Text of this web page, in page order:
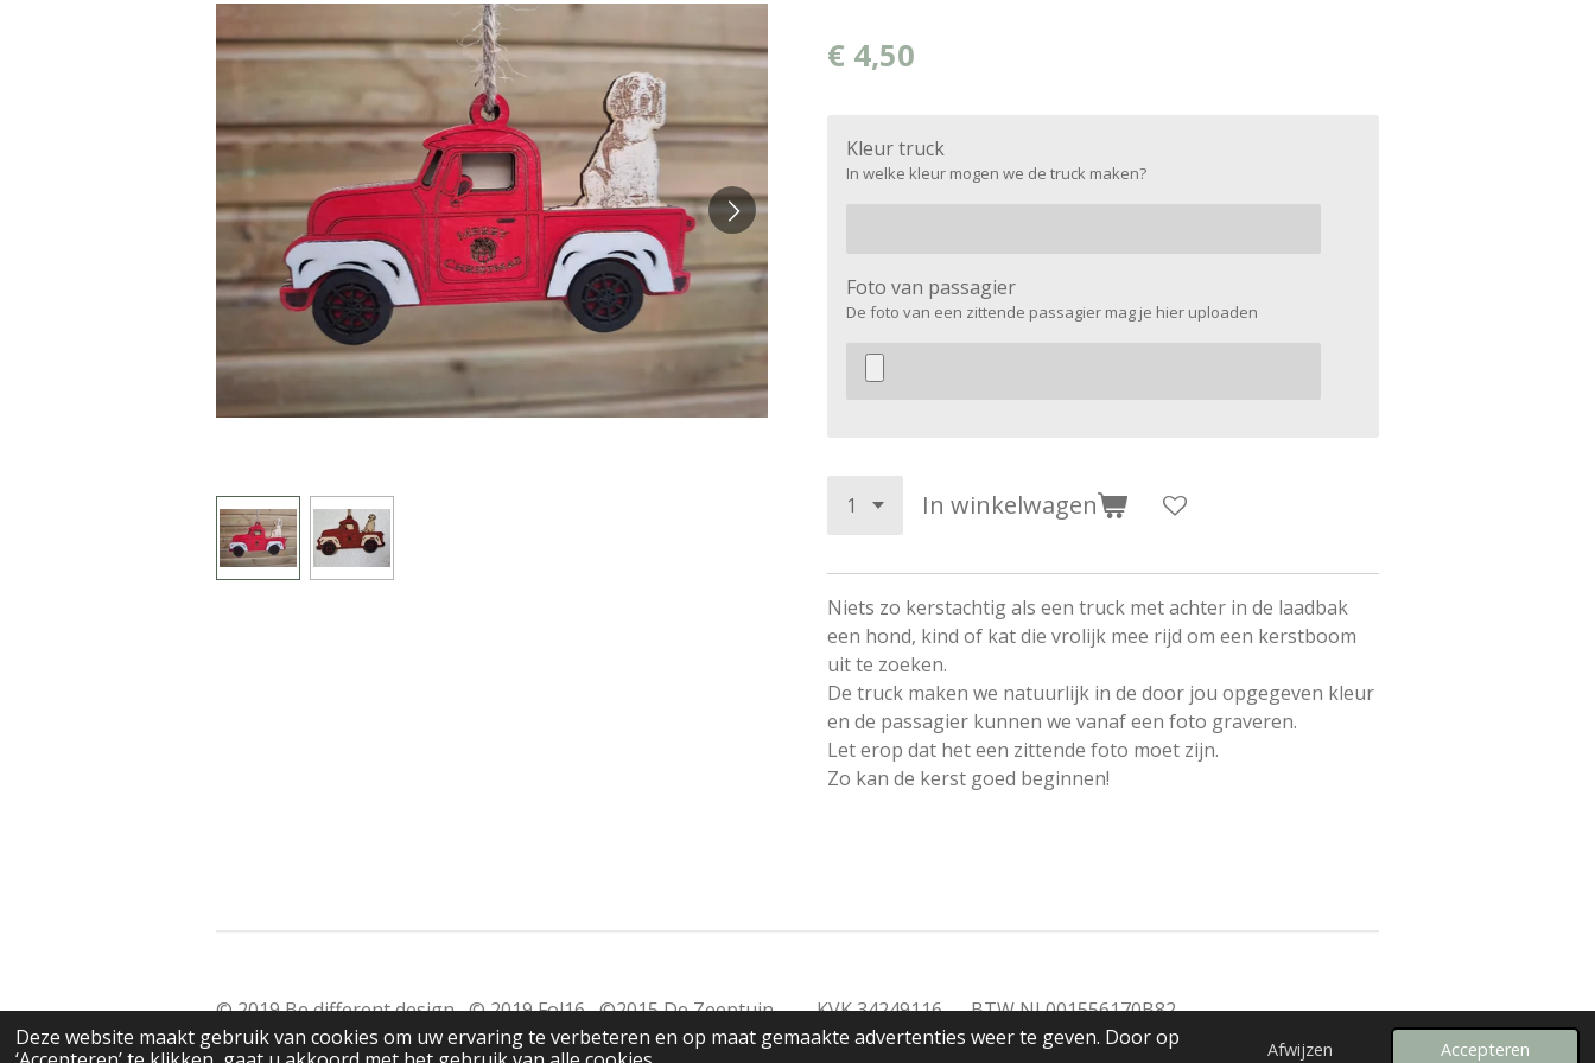
Deze website maakt gebruik van cookies om uw ervaring te verbeteren en op maat gemaakte advertenties weer te geven. Door op
Afwijzen Accepteren
€ 4,50
Kleur truck
In welke kleur mogen we de truck maken?
Foto van passagier
De foto van een zittende passagier mag je hier uploaden
In winkelwagen
Niets zo kerstachtig als een truck met achter in de laadbak
een hond, kind of kat die vrolijk mee rijd om een kerstboom
uit te zoeken.
De truck maken we natuurlijk in de door jou opgegeven kleur
en de passagier kunnen we vanaf een foto graveren.
Let erop dat het een zittende foto moet zijn.
Zo kan de kerst goed beginnen!
© 2019 Be different design © 2019 Fol16 ©2015 De Zeeptuin KVK 34249116 BTW NL001556170B82